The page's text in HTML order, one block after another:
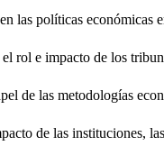
las políticas económicas
rol e impacto de los
de las metodologías
de las instituciones,